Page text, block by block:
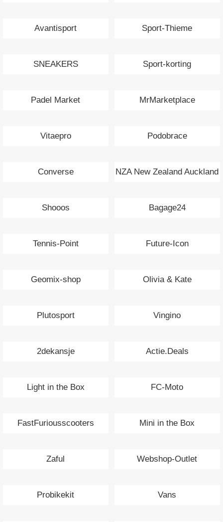
Avantisport Sport-Thieme
SNEAKERS Sport-korting
Padel Market MrMarketplace
Vitaepro Podobrace
Converse NZA New Zealand Auckland
Shooos Bagage24
Tennis-Point Future-Icon
Geomix-shop Olivia & Kate
Plutosport Vingino
2dekansje Actie.Deals
Light in the Box FC-Moto
FastFuriousscooters Mini in the Box
Zaful Webshop-Outlet
Probikekit Vans